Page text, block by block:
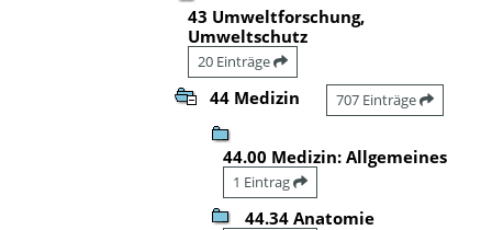
43 Umweltforschung,
Umweltschutz
20 Einträge
44 Medizin 707 Einträge
44.00 Medizin: Allgemeines
1 Eintrag
44.34 Anatomie